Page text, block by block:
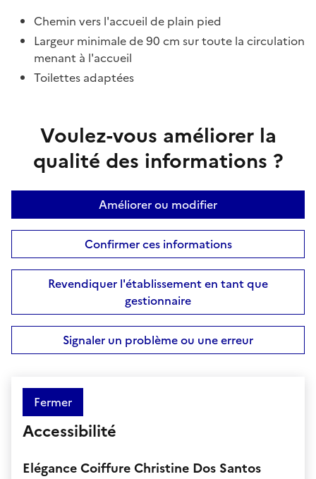
Chemin vers l'accueil de plain pied
Largeur minimale de 90 cm sur toute la circulation
menant à l'accueil
Toilettes adaptées
Voulez-vous améliorer la
qualité des informations ?
Améliorer ou modifier
Confirmer ces informations
Revendiquer l'établissement en tant que
gestionnaire
Signaler un problème ou une erreur
Fermer
Accessibilité
Elégance Coiffure Christine Dos Santos